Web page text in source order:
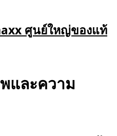
ศูนย์ใหญ่ของแท้
และความ